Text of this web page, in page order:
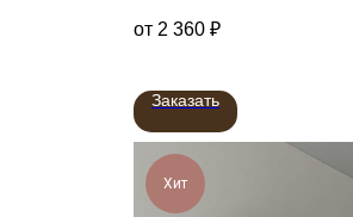
2 360 ₽
Заказать
Хит